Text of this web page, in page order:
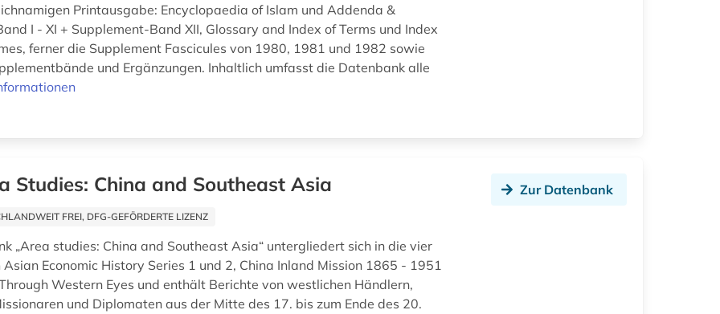
Printausgabe: Encyclopaedia of Islam und Addenda &
I - XI + Supplement-Band XII, Glossary and Index of Terms und Index
ferner die Supplement Fascicules von 1980, 1981 und 1982 sowie
und Ergänzungen. Inhaltlich umfasst die Datenbank alle
Studies: China and Southeast Asia
FREI, DFG-GEFÖRDERTE LIZENZ
„Area studies: China and Southeast Asia“ untergliedert sich in die vier
Asian Economic History Series 1 und 2, China Inland Mission 1865 - 1951
Western Eyes und enthält Berichte von westlichen Händlern,
und Diplomaten aus der Mitte des 17. bis zum Ende des 20.
Zur Datenbank